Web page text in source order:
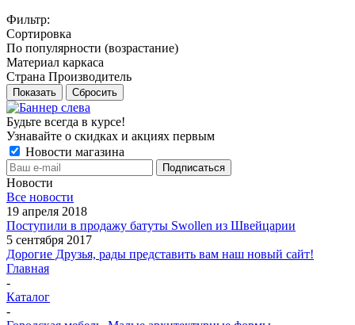
Фильтр:
Сортировка
По популярности (возрастание)
Материал каркаса
Страна Производитель
Показать Сбросить
Будьте всегда в курсе!
Узнавайте о скидках и акциях первым
Новости магазина
Новости
Все новости
19 апреля 2018
Поступили в продажу батуты Swollen из Швейцарии
5 сентября 2017
Дорогие Друзья, рады представить вам наш новый сайт!
Главная
-
Каталог
-